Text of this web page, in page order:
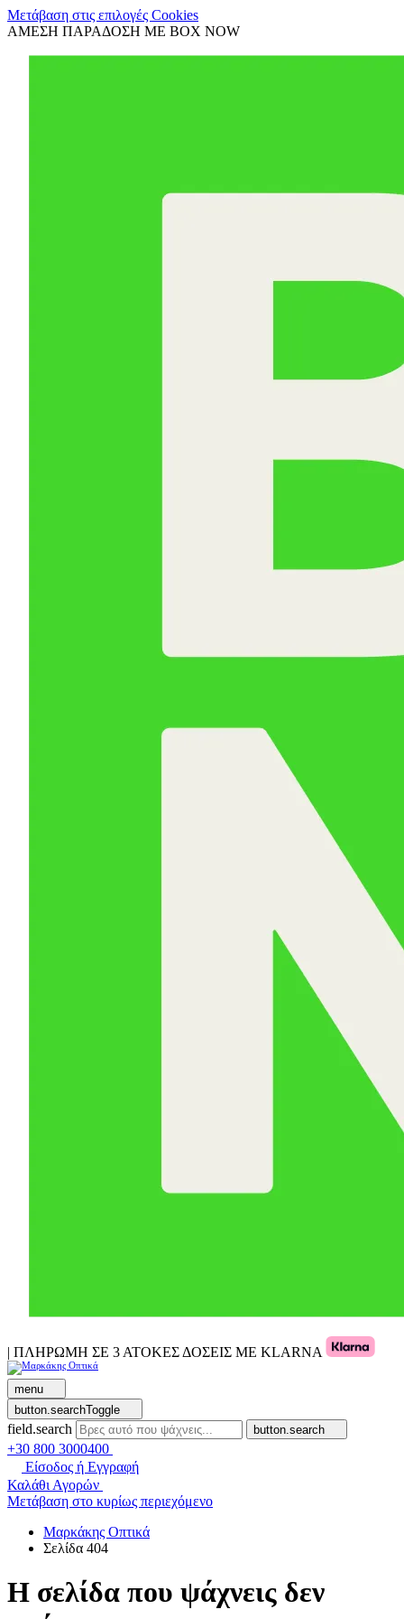
Μετάβαση στις επιλογές Cookies
ΑΜΕΣΗ ΠΑΡΑΔΟΣΗ ΜΕ BOX NOW
| ΠΛΗΡΩΜΗ ΣΕ 3 ΑΤΟΚΕΣ ΔΟΣΕΙΣ ΜΕ KLARNA
menu
button.searchToggle
field.search button.search
+30 800 3000400
Είσοδος ή Εγγραφή
Καλάθι Αγορών
Μετάβαση στο κυρίως περιεχόμενο
Μαρκάκης Οπτικά
Σελίδα 404
Η σελίδα που ψάχνεις δεν